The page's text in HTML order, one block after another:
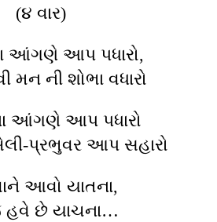
(૪ વાર)
આંગણે આપ પધારો,
મન ની શોભા વધારો
આંગણે આપ પધારો
પ્રભુવર આપ સહારો
આવો યાતના,
છે યાચના…